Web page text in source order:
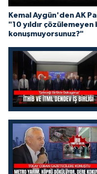
Kemal Aygün'den AK
"10 yıldır çözülemeyen
konuşmuyorsunuz?"